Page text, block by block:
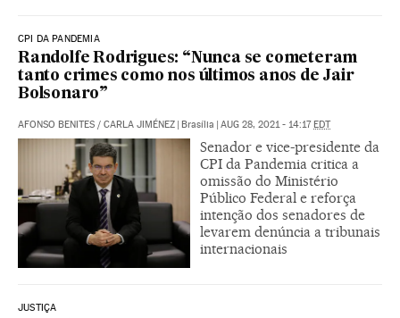
CPI DA PANDEMIA
Randolfe Rodrigues: “Nunca se cometeram
tanto crimes como nos últimos anos de Jair
Bolsonaro”
AFONSO BENITES / CARLA JIMÉNEZ | Brasília | AUG 28, 2021 - 14:17EDT
Senador e vice-presidente da
CPI da Pandemia critica a
omissão do Ministério
Público Federal e reforça
intenção dos senadores de
levarem denúncia a tribunais
internacionais
JUSTIÇA